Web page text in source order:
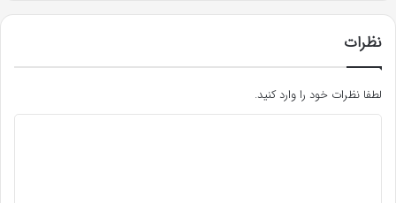
نظرات
لطفا نظرات خود را وارد کنید.